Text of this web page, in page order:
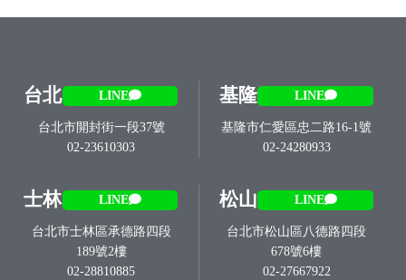
台北 LINE
台北市開封街一段37號
02-23610303
基隆 LINE
基隆市仁愛區忠二路16-1號
02-24280933
士林 LINE
台北市士林區承德路四段
189號2樓
02-28810885
松山 LINE
台北市松山區八德路四段
678號6樓
02-27667922